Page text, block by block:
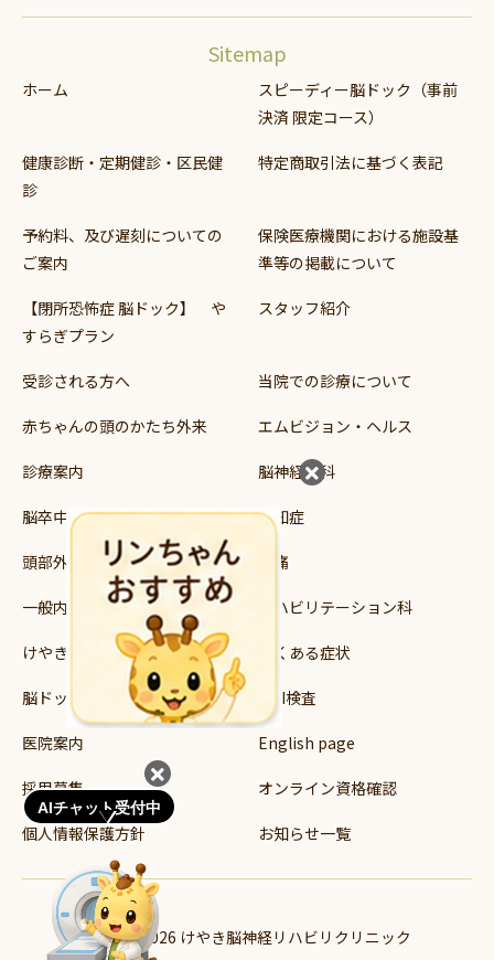
Sitemap
ホーム
スピーディー脳ドック（事前
決済 限定コース）
健康診断・定期健診・区民健
診
特定商取引法に基づく表記
予約料、及び遅刻についての
ご案内
保険医療機関における施設基
準等の掲載について
【閉所恐怖症 脳ドック】 や
すらぎプラン
スタッフ紹介
受診される方へ 当院での診療について
赤ちゃんの頭のかたち外来 エムビジョン・ヘルス
診療案内 脳神経外科
脳卒中 認知症
頭部外傷 頭痛
一般内科 リハビリテーション科
けやき読み書き支援教室 よくある症状
脳ドック・健診 MRI検査
医院案内 English page
採用募集 オンライン資格確認
個人情報保護方針 お知らせ一覧
© 2024-2026 けやき脳神経リハビリクリニック
AIチャット受付中